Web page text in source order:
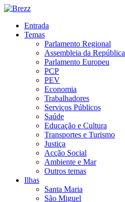
Entrada
Temas
Parlamento Regional
Assembleia da República
Parlamento Europeu
PCP
PEV
Economia
Trabalhadores
Serviços Públicos
Saúde
Educação e Cultura
Transportes e Turismo
Justiça
Acção Social
Ambiente e Mar
Outros temas
Ilhas
Santa Maria
São Miguel